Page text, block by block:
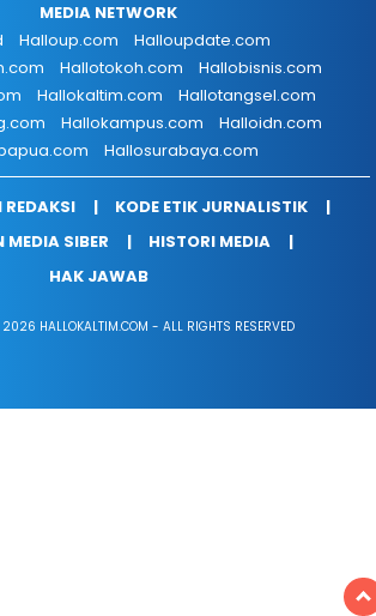
MEDIA NETWORK
Halloup.com
Halloupdate.com
Hallotokoh.com
Hallobisnis.com
Hallokaltim.com
Hallotangsel.com
Hallokampus.com
Halloidn.com
Hallosurabaya.com
REDAKSI
KODE ETIK JURNALISTIK
MEDIA SIBER
HISTORI MEDIA
HAK JAWAB
2026 HALLOKALTIM.COM - ALL RIGHTS RESERVED